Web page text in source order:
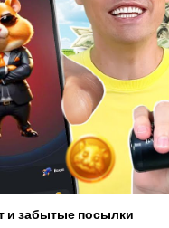
и забытые посылки